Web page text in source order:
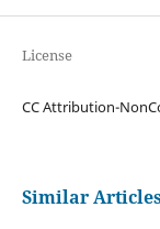
License
CC Attribution-
Similar